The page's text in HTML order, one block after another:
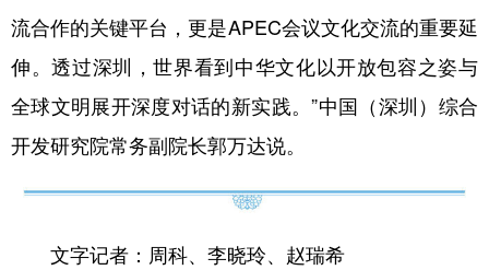
流合作的关键平台，更是APEC会议文化交流的重要延
伸。透过深圳，世界看到中华文化以开放包容之姿与
全球文明展开深度对话的新实践。”中国（深圳）综合
开发研究院常务副院长郭万达说。
文字记者：周科、李晓玲、赵瑞希